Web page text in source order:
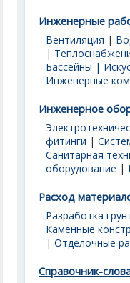
Инженерные
Вентиляция |
|
Бассейны |
Инженерные
Инженерное
фитинги |
Санитарная
оборудование |
Расход
Разработка
Каменные
|Отделочные
Справочник-